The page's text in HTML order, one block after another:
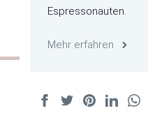
Espressonauten.
Mehr erfahren